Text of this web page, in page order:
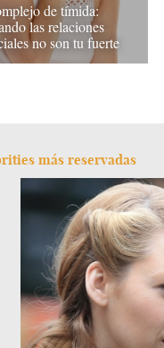
de tímida:
las relaciones
no son tu fuerte
más reservadas